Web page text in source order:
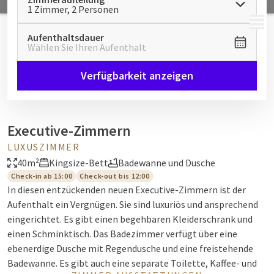
MENÜ
1 Zimmer, 2 Personen
Aufenthaltsdauer
Wählen Sie Ihren Aufenthalt
Verfügbarkeit anzeigen
Executive-Zimmern
LUXUSZIMMER
40m²
Kingsize-Bett Badewanne und Dusche
Check-in ab 15:00 Check-out bis 12:00
In diesen entzückenden neuen Executive-Zimmern ist der
Aufenthalt ein Vergnügen. Sie sind luxuriös und ansprechend
eingerichtet. Es gibt einen begehbaren Kleiderschrank und
einen Schminktisch. Das Badezimmer verfügt über eine
ebenerdige Dusche mit Regendusche und eine freistehende
Badewanne. Es gibt auch eine separate Toilette, Kaffee- und